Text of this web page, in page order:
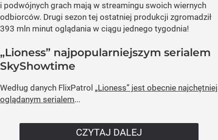
i podwójnych grach mają w streamingu swoich wiernych
odbiorców. Drugi sezon tej ostatniej produkcji zgromadził
393 mln minut oglądania w ciągu jednego tygodnia!
„Lioness” najpopularniejszym serialem
SkyShowtime
Według danych FlixPatrol „Lioness” jest obecnie najchętniej
oglądanym serialem...
CZYTAJ DALEJ